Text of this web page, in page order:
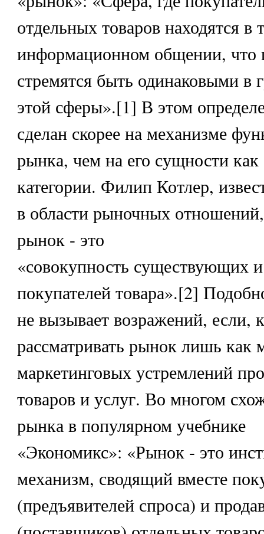
отдельных товаров находятся в
информационном общении, что
стремятся быть одинаковыми в
этой сферы».[1] В этом
сделан скорее на механизме
рынка, чем на его сущности как
категории. Филип Котлер,
в области рыночных отношений,
рынок - это
«совокупность существующих
покупателей товара».[2]
не вызывает возражений, если,
рассматривать рынок лишь как
маркетинговых устремлений
товаров и услуг. Во многом
рынка в популярном учебнике
«Экономикс»: «Рынок - это
механизм, сводящий вместе
(предъявителей спроса) и